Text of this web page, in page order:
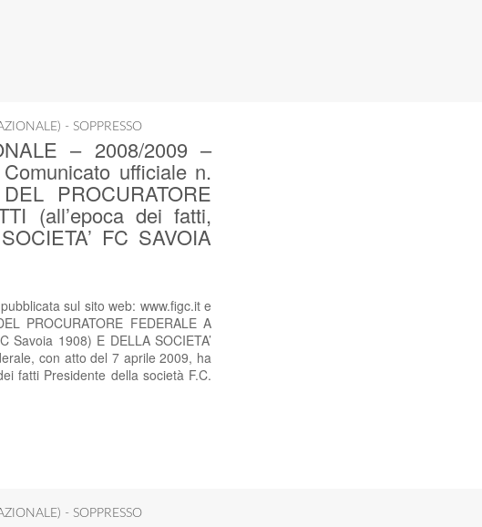
- SOPPRESSO
– 2008/2009 –
ufficiale n.
PROCURATORE
(all’epoca dei fatti,
FC SAVOIA
sul sito web: www.figc.it e
PROCURATORE FEDERALE A
Savoia 1908) E DELLA SOCIETA’
con atto del 7 aprile 2009, ha
fatti Presidente della società F.C.
- SOPPRESSO